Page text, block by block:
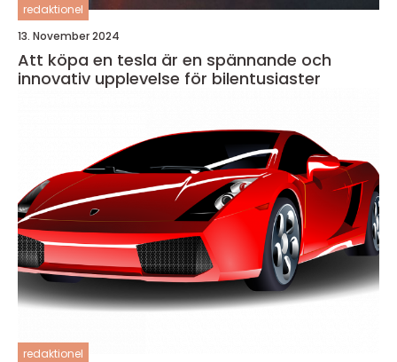
redaktionel
13. November 2024
Att köpa en tesla är en spännande och
innovativ upplevelse för bilentusiaster
redaktionel